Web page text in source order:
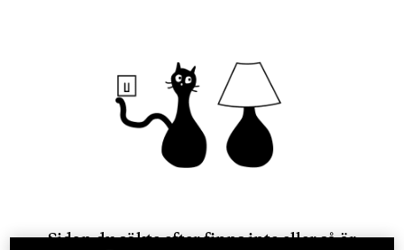
Sidan du sökte efter finns inte eller så är